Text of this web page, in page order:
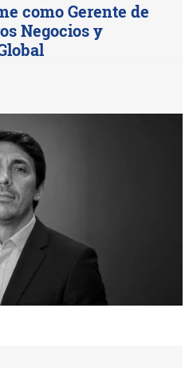
como Gerente de
Negocios y